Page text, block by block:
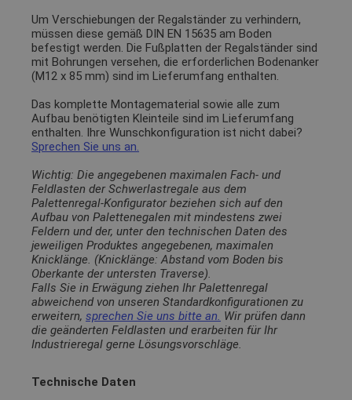
Um Verschiebungen der Regalständer zu verhindern,
müssen diese gemäß DIN EN 15635 am Boden
befestigt werden. Die Fußplatten der Regalständer sind
mit Bohrungen versehen, die erforderlichen Bodenanker
(M12 x 85 mm) sind im Lieferumfang enthalten.
Das komplette Montagematerial sowie alle zum
Aufbau benötigten Kleinteile sind im Lieferumfang
enthalten. Ihre Wunschkonfiguration ist nicht dabei?
Sprechen Sie uns an.
Wichtig: Die angegebenen maximalen Fach- und
Feldlasten der Schwerlastregale aus dem
Palettenregal-Konfigurator beziehen sich auf den
Aufbau von Palettenegalen mit mindestens zwei
Feldern und der, unter den technischen Daten des
jeweiligen Produktes angegebenen, maximalen
Knicklänge. (Knicklänge: Abstand vom Boden bis
Oberkante der untersten Traverse).
Falls Sie in Erwägung ziehen Ihr Palettenregal
abweichend von unseren Standardkonfigurationen zu
erweitern, sprechen Sie uns bitte an. Wir prüfen dann
die geänderten Feldlasten und erarbeiten für Ihr
Industrieregal gerne Lösungsvorschläge.
Technische Daten